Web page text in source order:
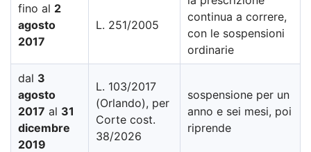
fino al 2
agosto
2017
L. 251/2005
continua a correre,
con le sospensioni
ordinarie
dal 3
agosto
2017 al 31
dicembre
2019
L. 103/2017
(Orlando), per
Corte cost.
38/2026
sospensione per un
anno e sei mesi, poi
riprende